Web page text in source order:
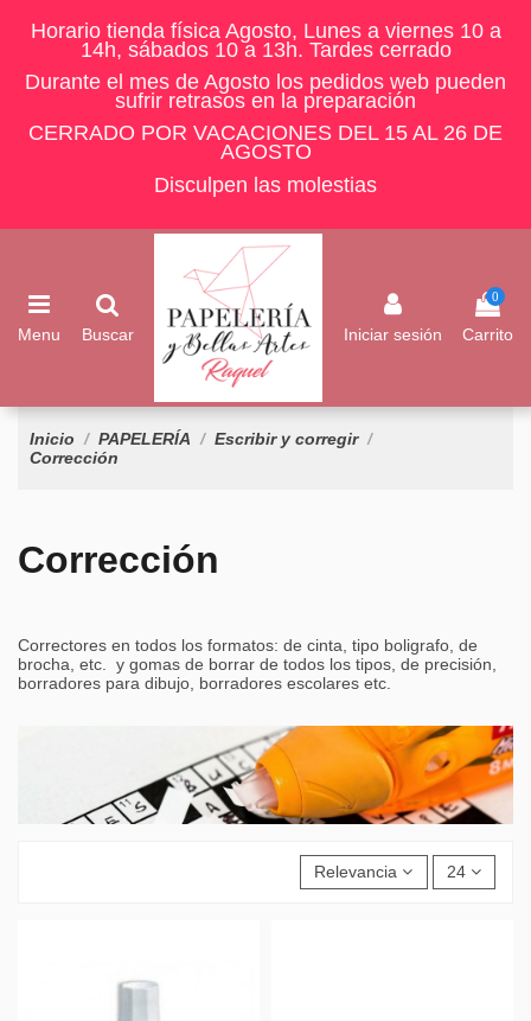
Horario tienda física Agosto, Lunes a viernes 10 a
14h, sábados 10 a 13h. Tardes cerrado
Durante el mes de Agosto los pedidos web pueden
sufrir retrasos en la preparación
CERRADO POR VACACIONES DEL 15 AL 26 DE
AGOSTO
Disculpen las molestias
Menu Buscar Iniciar sesión
0
Carrito
Inicio PAPELERÍA
Escribir y corregir
Corrección
Corrección
Correctores en todos los formatos: de cinta, tipo boligrafo, de
brocha, etc. y gomas de borrar de todos los tipos, de precisión,
borradores para dibujo, borradores escolares etc.
Relevancia 24